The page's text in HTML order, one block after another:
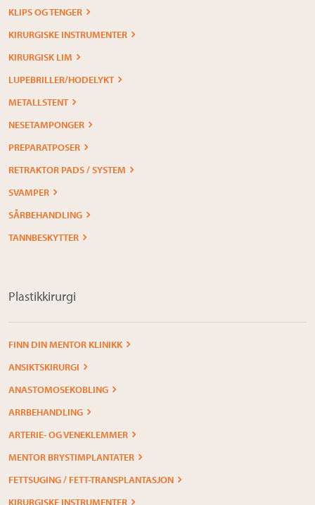
KLIPS OG TENGER
KIRURGISKE INSTRUMENTER
KIRURGISK LIM
LUPEBRILLER/HODELYKT
METALLSTENT
NESETAMPONGER
PREPARATPOSER
RETRAKTOR PADS / SYSTEM
SVAMPER
SÅRBEHANDLING
TANNBESKYTTER
Plastikkirurgi
FINN DIN MENTOR KLINIKK
ANSIKTSKIRURGI
ANASTOMOSEKOBLING
ARRBEHANDLING
ARTERIE- OG VENEKLEMMER
MENTOR BRYSTIMPLANTATER
FETTSUGING / FETT-TRANSPLANTASJON
KIRURGISKE INSTRUMENTER